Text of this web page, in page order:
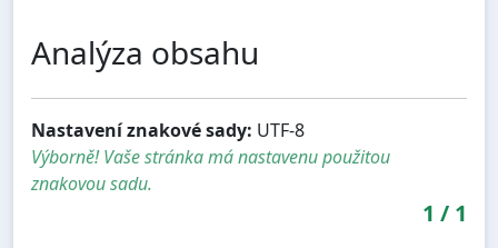
Analýza obsahu
Nastavení znakové sady: UTF-8
Výborně! Vaše stránka má nastavenu použitou
znakovou sadu.
1 / 1